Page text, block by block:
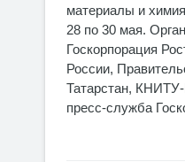
материалы и
28 по 30 мая.
Госкорпорация
России,
Татарстан,
пресс-служба